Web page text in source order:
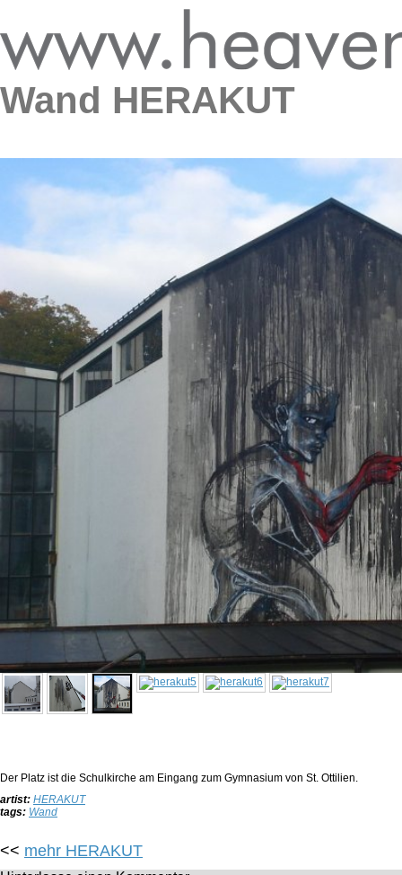
Wand HERAKUT
Der Platz ist die Schulkirche am Eingang zum Gymnasium von St. Ottilien.
artist: HERAKUT
tags: Wand
<< mehr HERAKUT